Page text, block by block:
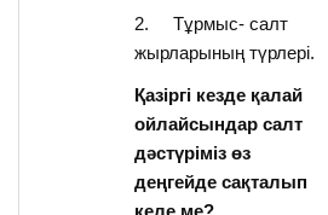
2. Тұрмыс- салт
жырларының түрлері.
Қазіргі кезде қалай
ойлайсындар салт
дәстүріміз өз
деңгейде сақталып
келе ме?